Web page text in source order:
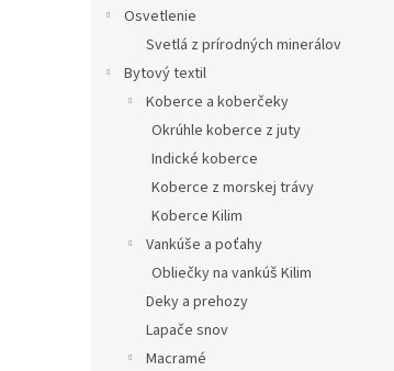
Osvetlenie
Svetlá z prírodných minerálov
Bytový textil
Koberce a koberčeky
Okrúhle koberce z juty
Indické koberce
Koberce z morskej trávy
Koberce Kilim
Vankúše a poťahy
Obliečky na vankúš Kilim
Deky a prehozy
Lapače snov
Macramé